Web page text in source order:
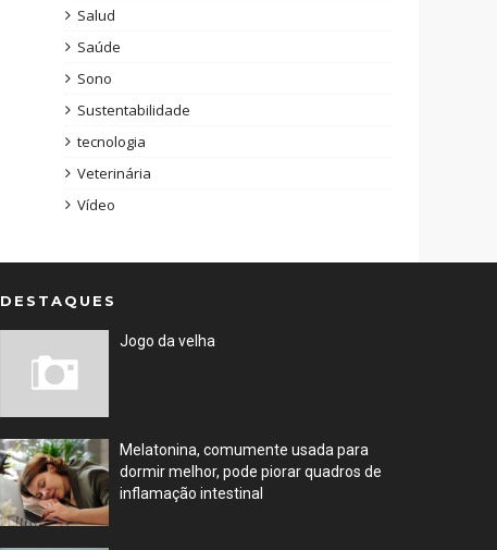
Salud
Saúde
Sono
Sustentabilidade
tecnologia
Veterinária
Vídeo
DESTAQUES
Jogo da velha
Melatonina, comumente usada para
dormir melhor, pode piorar quadros de
inflamação intestinal